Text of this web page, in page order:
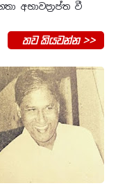
අභාවප්‍රාප්ත වී
තව කියවන්න >>